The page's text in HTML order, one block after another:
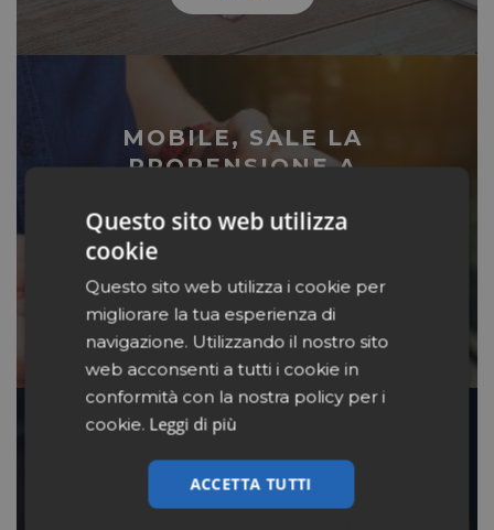
MOBILE, SALE LA
PROPENSIONE A
FEDELTÀ E ADV
LEGGI
NIELSEN, 30 MILIONI GLI
ITALIANI CHE NAVIGANO.
Questo sito web utilizza
cookie
Questo sito web utilizza i cookie per
migliorare la tua esperienza di
navigazione. Utilizzando il nostro sito
web acconsenti a tutti i cookie in
conformità con la nostra policy per i
cookie. Leggi di più
ACCETTA TUTTI